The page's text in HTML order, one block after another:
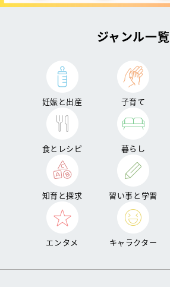
ジャンル一覧
妊娠と出産 子育て
食とレシピ 暮らし
知育と探求 習い事と学習
エンタメ キャラクター